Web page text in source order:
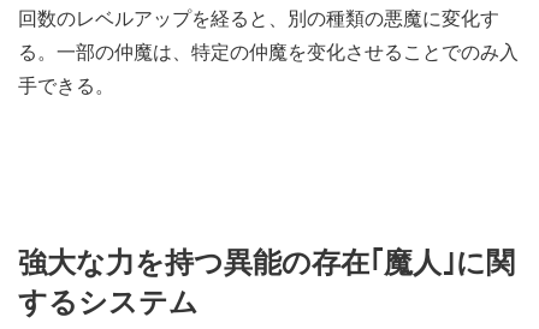
回数のレベルアップを経ると、別の種類の悪魔に変化す
る。一部の仲魔は、特定の仲魔を变化させることでのみ入
手できる。
強大な力を持つ異能の存在｢魔人｣に関
するシステム